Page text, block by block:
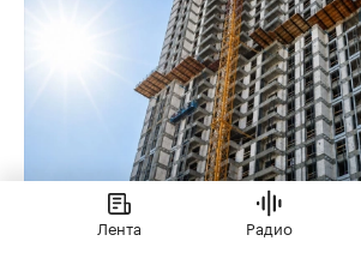
Проект в Нижнем Новгороде
Лента Радио